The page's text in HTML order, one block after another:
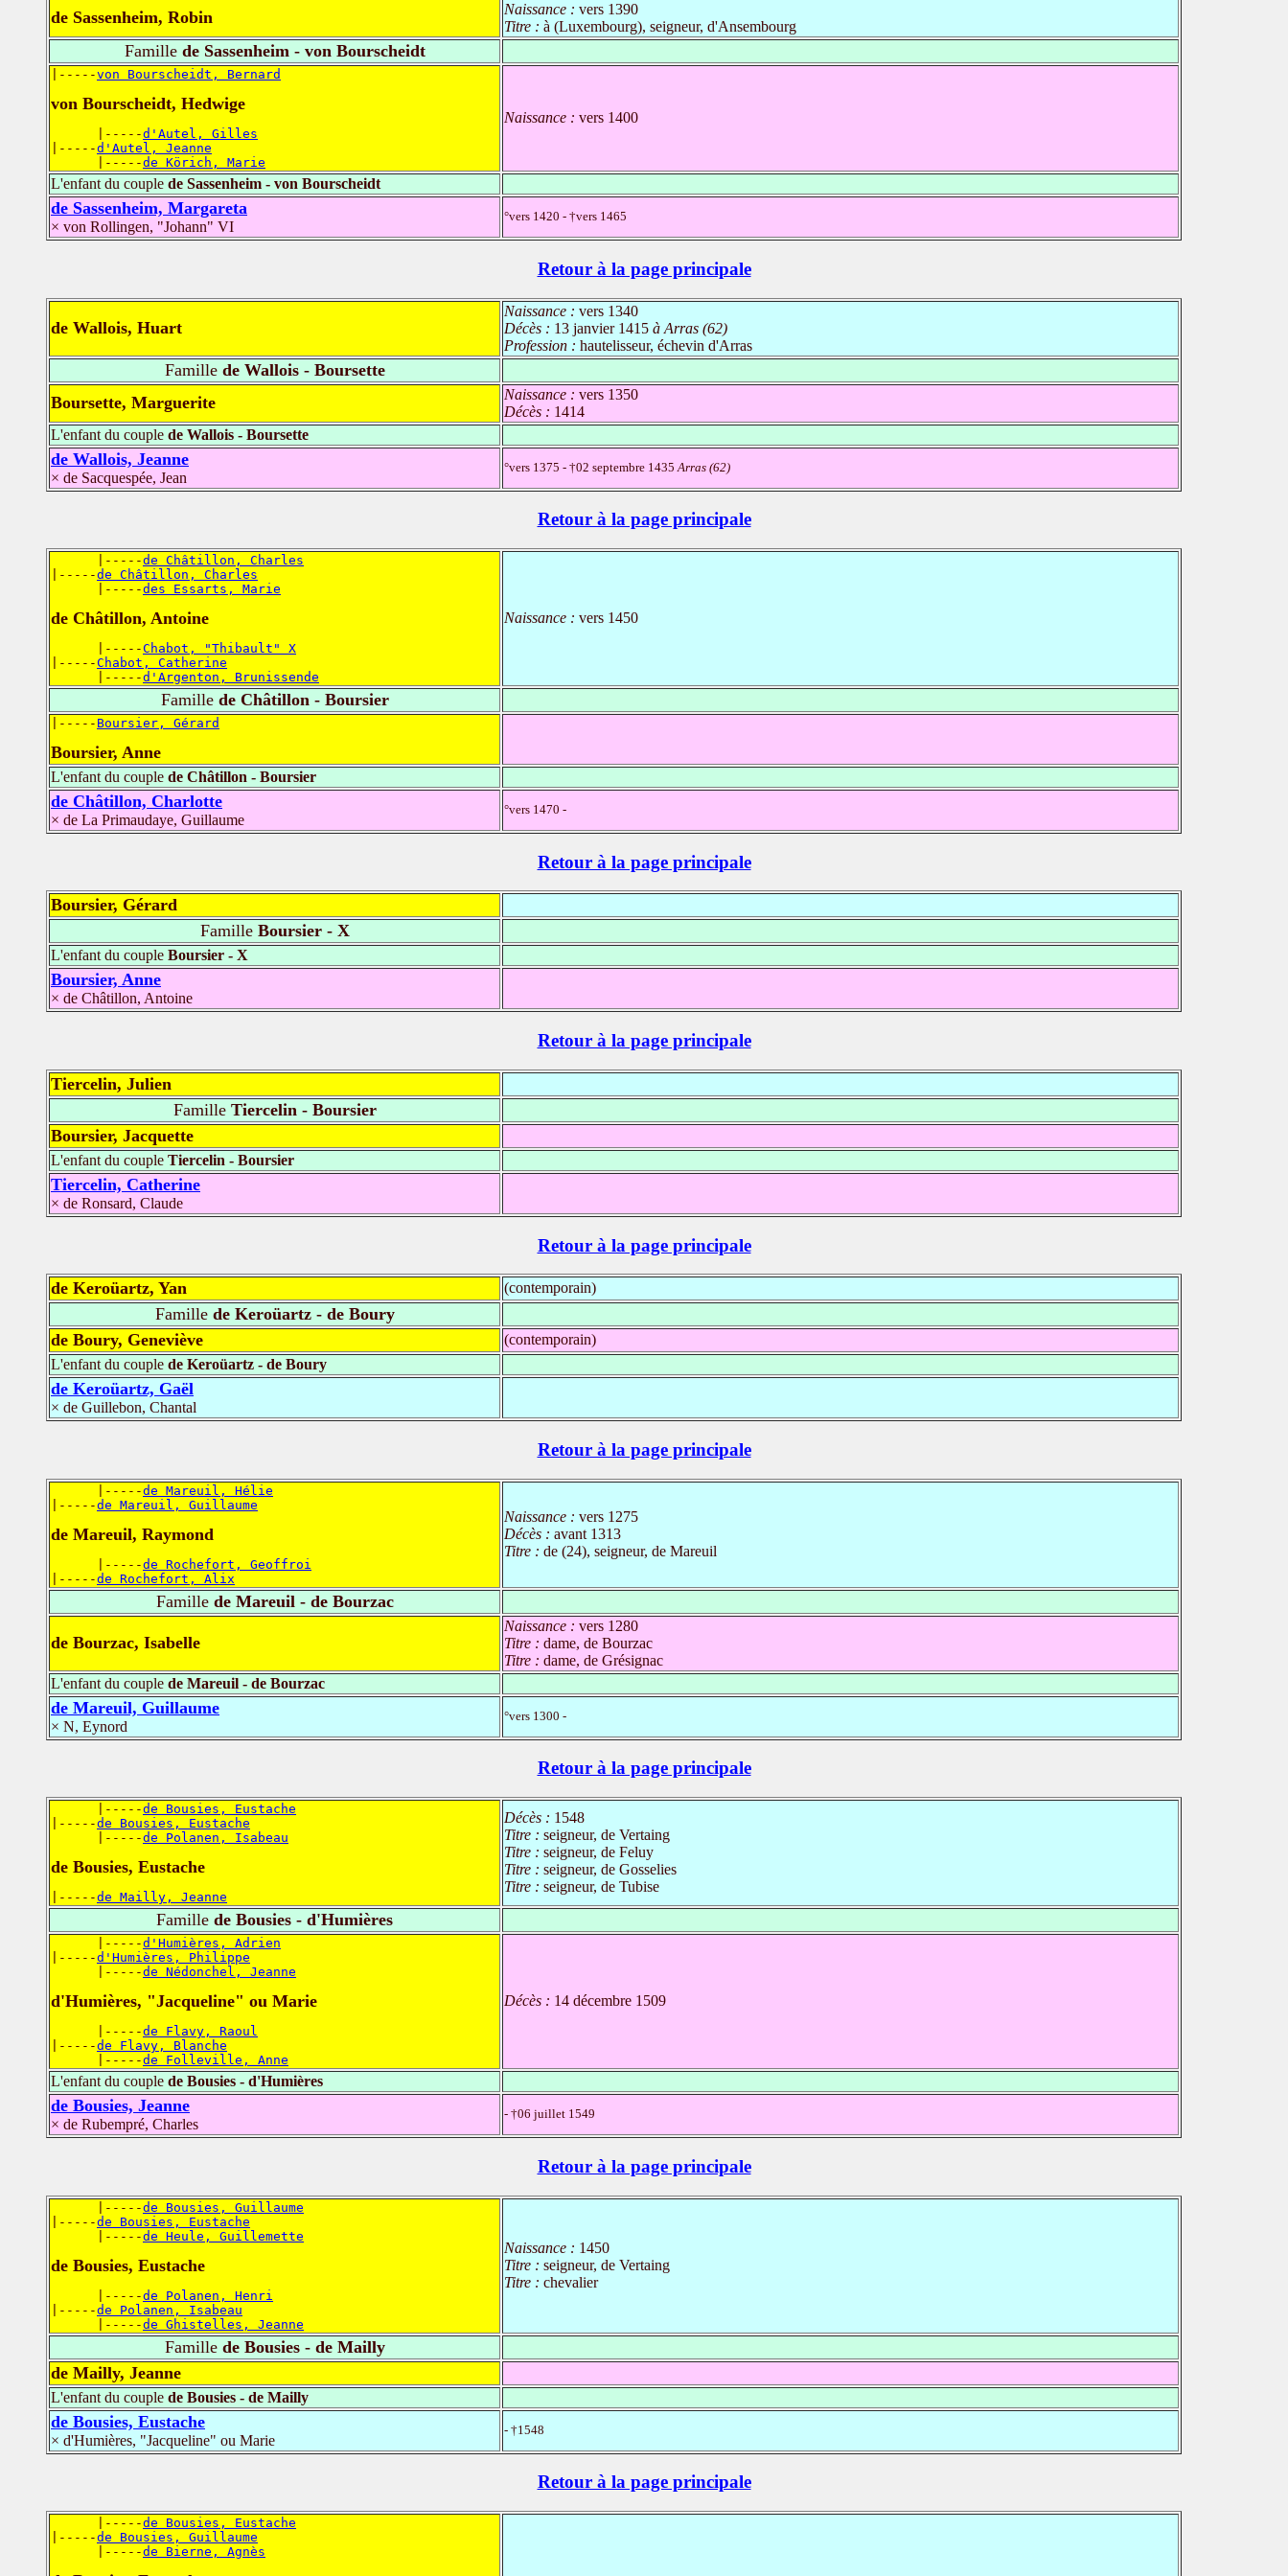
de Sassenheim, Robin Naissance : vers 1390
Titre : à (Luxembourg), seigneur, d'Ansembourg
Famillede Sassenheim - von Bourscheidt
|-----von Bourscheidt, Bernard
von Bourscheidt, Hedwige
      |-----
d'Autel, Gilles
|-----d'Autel, Jeanne
      |-----
de Körich, Marie
Naissance : vers 1400
L'enfant du couple de Sassenheim - von Bourscheidt
de Sassenheim, Margareta
× von Rollingen, "Johann" VI
°vers 1420 - †vers 1465
Retour à la page principale
de Wallois, Huart
Naissance : vers 1340
Décès : 13 janvier 1415 à Arras (62)
Profession : hautelisseur, échevin d'Arras
Famillede Wallois - Boursette
Boursette, Marguerite
Naissance : vers 1350
Décès : 1414
L'enfant du couple de Wallois - Boursette
de Wallois, Jeanne
× de Sacquespée, Jean
°vers 1375 - †02 septembre 1435 Arras (62)
Retour à la page principale
      |-----
de Châtillon, Charles
|-----de Châtillon, Charles
      |-----
des Essarts, Marie
de Châtillon, Antoine
      |-----
Chabot, "Thibault" X
|-----Chabot, Catherine
      |-----
d'Argenton, Brunissende
Naissance : vers 1450
Famillede Châtillon - Boursier
|----- Boursier, Gérard
Boursier, Anne
L'enfant du couple de Châtillon - Boursier
de Châtillon, Charlotte
× de La Primaudaye, Guillaume
°vers 1470 -
Retour à la page principale
Boursier, Gérard
FamilleBoursier - X
L'enfant du couple Boursier - X
Boursier, Anne
× de Châtillon, Antoine
Retour à la page principale
Tiercelin, Julien
FamilleTiercelin - Boursier
Boursier, Jacquette
L'enfant du couple Tiercelin - Boursier
Tiercelin, Catherine
× de Ronsard, Claude
Retour à la page principale
de Keroüartz, Yan (contemporain)
Famillede Keroüartz - de Boury
de Boury, Geneviève
(contemporain)
L'enfant du couple de Keroüartz - de Boury
de Keroüartz, Gaël
× de Guillebon, Chantal
Retour à la page principale
      |-----
de Mareuil, Hélie
|-----de Mareuil, Guillaume
de Mareuil, Raymond
      |-----
de Rochefort, Geoffroi
|-----de Rochefort, Alix
Naissance : vers 1275
Décès : avant 1313
Titre : de (24), seigneur, de Mareuil
Famillede Mareuil - de Bourzac
de Bourzac, Isabelle
Naissance : vers 1280
Titre : dame, de Bourzac
Titre : dame, de Grésignac
L'enfant du couple de Mareuil - de Bourzac
de Mareuil, Guillaume
× N, Eynord
°vers 1300 -
Retour à la page principale
      |-----
de Bousies, Eustache
|-----de Bousies, Eustache
      |-----
de Polanen, Isabeau
de Bousies, Eustache
|-----de Mailly, Jeanne
Décès : 1548
Titre : seigneur, de Vertaing
Titre : seigneur, de Feluy
Titre : seigneur, de Gosselies
Titre : seigneur, de Tubise
Famille de Bousies - d'Humières
      |-----
d'Humières, Adrien
|-----d'Humières, Philippe
      |-----
de Nédonchel, Jeanne
d'Humières, "Jacqueline" ou Marie
      |-----
de Flavy, Raoul
|-----de Flavy, Blanche
      |-----
de Folleville, Anne
Décès : 14 décembre 1509
L'enfant du couple de Bousies - d'Humières
de Bousies, Jeanne
× de Rubempré, Charles
- †06 juillet 1549
Retour à la page principale
      |-----
de Bousies, Guillaume
|-----de Bousies, Eustache
      |-----
de Heule, Guillemette
de Bousies, Eustache
      |-----
de Polanen, Henri
|-----de Polanen, Isabeau
      |-----
de Ghistelles, Jeanne
Naissance : 1450
Titre : seigneur, de Vertaing
Titre : chevalier
Famillede Bousies - de Mailly
de Mailly, Jeanne
L'enfant du couple de Bousies - de Mailly
de Bousies, Eustache
× d'Humières, "Jacqueline" ou Marie
- †1548
Retour à la page principale
      |-----
de Bousies, Eustache
|-----de Bousies, Guillaume
      |-----
de Bierne, Agnès